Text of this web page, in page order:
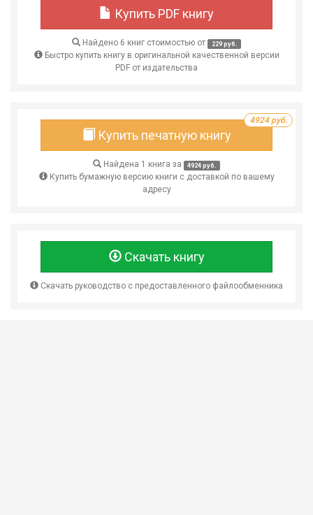
Купить PDF книгу
Найдено 6 книг стоимостью от 229 руб.
Быстро купить книгу в оригинальной качественной версии
PDF от издательства
Купить печатную книгу
4924 руб.
Найдена 1 книга за 4924 руб.
Купить бумажную версию книги с доставкой по вашему
адресу
Скачать книгу
Скачать руководство с предоставленного файлообменника